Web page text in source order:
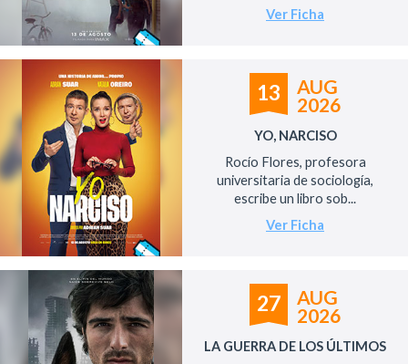
Ver Ficha
13
AUG
2026
YO, NARCISO
Rocío Flores, profesora
universitaria de sociología,
escribe un libro sob...
Ver Ficha
27
AUG
2026
LA GUERRA DE LOS ÚLTIMOS